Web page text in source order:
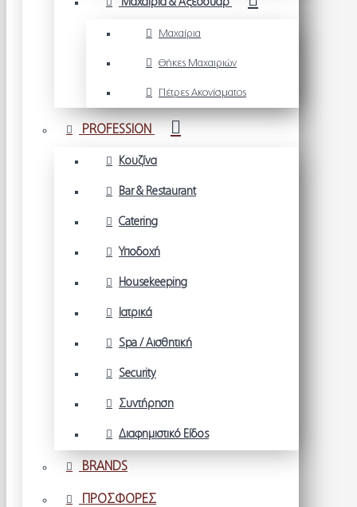
Μαχαίρια & Αξεσουάρ
Μαχαίρια
Θήκες Μαχαιριών
Πέτρες Ακονίσματος
PROFESSION
Κουζίνα
Bar & Restaurant
Catering
Υποδοχή
Housekeeping
Ιατρικά
Spa / Αισθητική
Security
Συντήρηση
Διαφημιστικό Είδος
BRANDS
ΠΡΟΣΦΟΡΕΣ